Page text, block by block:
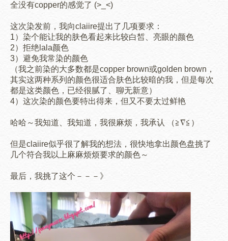
全没有copper的感觉了 (>_<)
这次染发前，我向claiire提出了几项要求：
1）染个能让我的肤色看起来比较白皙、亮眼的颜色
2）拒绝lala颜色
3）避免我常染的颜色
（我之前染的大多数都是copper brown或golden brown，
其实这两种系列的颜色很适合肤色比较暗的我，但是每次
都是这类颜色，已经很腻了、聊无新意）
4）这次染的颜色要特出得来，但又不要太过鲜艳
哈哈～我知道、我知道，我很麻烦，我承认 （≧∇≦）
但是claiire似乎很了解我的想法，很快地拿出颜色盘挑了
几个符合我以上麻麻烦烦要求的颜色～
最后，我挑了这个－－－》